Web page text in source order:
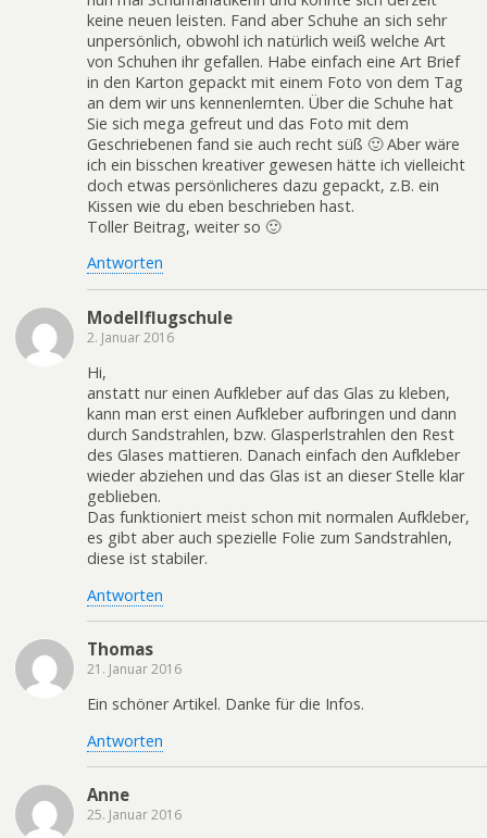
keine neuen leisten. Fand aber Schuhe an sich sehr
unpersönlich, obwohl ich natürlich weiß welche Art
von Schuhen ihr gefallen. Habe einfach eine Art Brief
in den Karton gepackt mit einem Foto von dem Tag
an dem wir uns kennenlernten. Über die Schuhe hat
Sie sich mega gefreut und das Foto mit dem
Geschriebenen fand sie auch recht süß 🙂 Aber wäre
ich ein bisschen kreativer gewesen hätte ich vielleicht
doch etwas persönlicheres dazu gepackt, z.B. ein
Kissen wie du eben beschrieben hast.
Toller Beitrag, weiter so 🙂
Antworten
Modellflugschule
2. Januar 2016
Hi,
anstatt nur einen Aufkleber auf das Glas zu kleben,
kann man erst einen Aufkleber aufbringen und dann
durch Sandstrahlen, bzw. Glasperlstrahlen den Rest
des Glases mattieren. Danach einfach den Aufkleber
wieder abziehen und das Glas ist an dieser Stelle klar
geblieben.
Das funktioniert meist schon mit normalen Aufkleber,
es gibt aber auch spezielle Folie zum Sandstrahlen,
diese ist stabiler.
Antworten
Thomas
21. Januar 2016
Ein schöner Artikel. Danke für die Infos.
Antworten
Anne
25. Januar 2016